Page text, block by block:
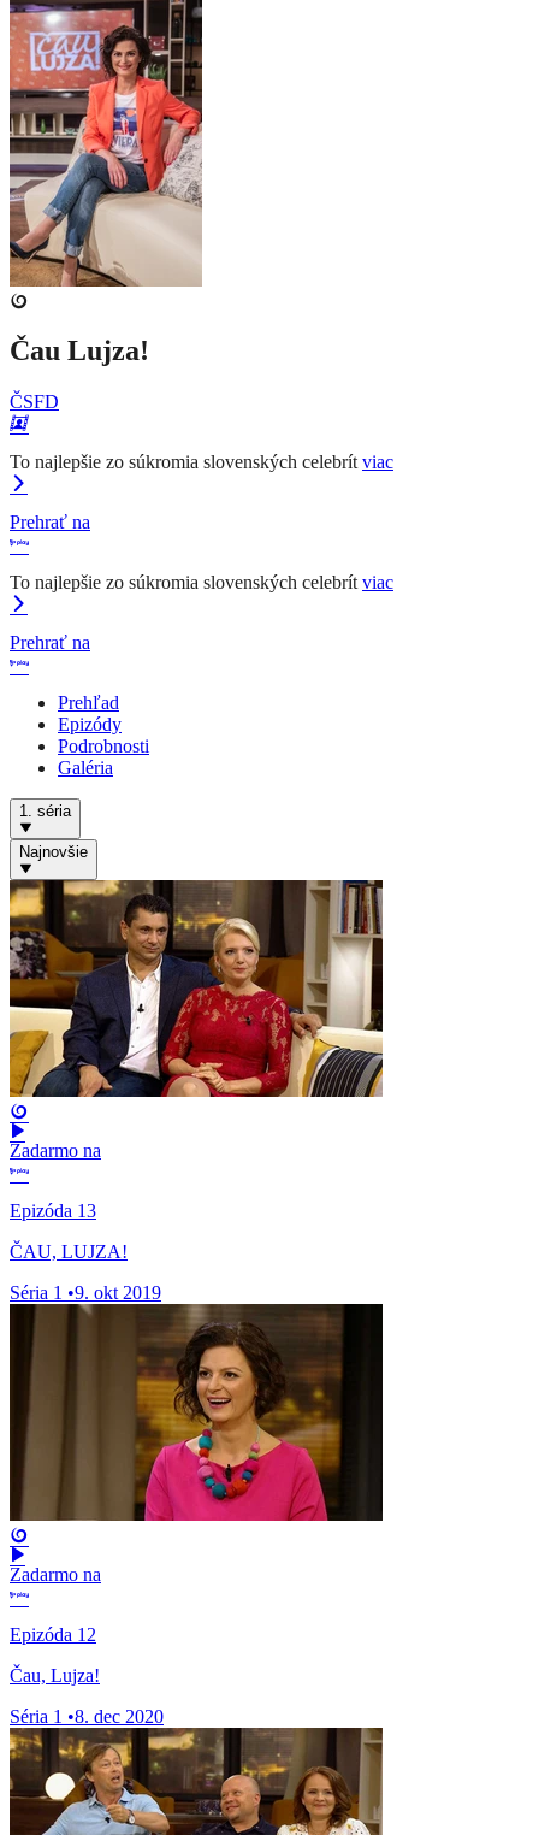
Čau Lujza!
ČSFD
To najlepšie zo súkromia slovenských celebrít viac
Prehrať na
To najlepšie zo súkromia slovenských celebrít viac
Prehrať na
Prehľad
Epizódy
Podrobnosti
Galéria
1. séria
Najnovšie
Zadarmo na
Epizóda 13
ČAU, LUJZA!
Séria 1 •9. okt 2019
Zadarmo na
Epizóda 12
Čau, Lujza!
Séria 1 •8. dec 2020